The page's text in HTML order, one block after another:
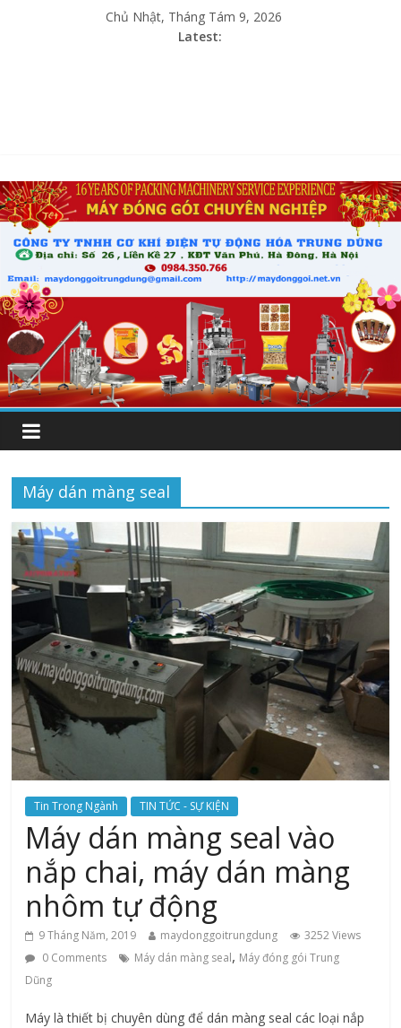
Chủ Nhật, Tháng Tám 9, 2026
Latest:
Máy dán màng seal
Tin Trong Ngành TIN TỨC - SỰ KIỆN
Máy dán màng seal vào
nắp chai, máy dán màng
nhôm tự động
9 Tháng Năm, 2019 maydonggoitrungdung
3252 Views
0 Comments
Máy dán màng seal, Máy đóng gói Trung
Dũng
Máy là thiết bị chuyên dùng để dán màng seal các loại nắp